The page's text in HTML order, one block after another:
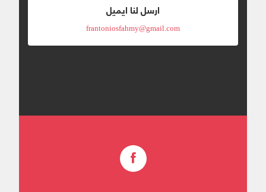
ارسل لنا ايميل
frantoniosfahmy@gmail.com